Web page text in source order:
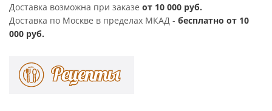
Доставка возможна при заказе от 10 000 руб.
Доставка по Москве в пределах МКАД - бесплатно от 10
000 руб.